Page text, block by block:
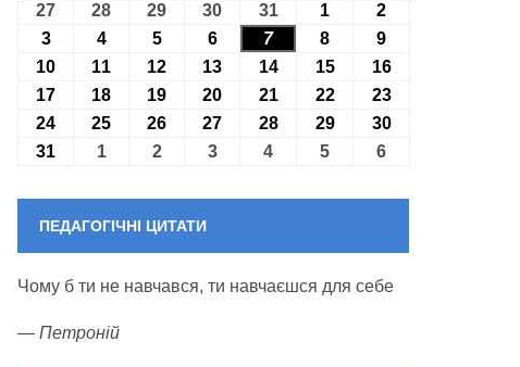
27 27.07.2026
28 28.07.2026
29 29.07.2026
30 30.07.2026
3131.07.2026
1 01.08.2026
2
303.08.2026
404.08.2026
505.08.2026
606.08.2026
707.08.2026
8 08.08.2026
9
10 10.08.2026
11 11.08.2026
12 12.08.2026
13 13.08.2026
1414.08.2026
1515.08.2026
1616.08.2026
17 17.08.2026
18 18.08.2026
19 19.08.2026
20 20.08.2026
2121.08.2026
2222.08.2026
2323.08.2026
24 24.08.2026
25 25.08.2026
26 26.08.2026
27 27.08.2026
2828.08.2026
2929.08.2026
3030.08.2026
31 31.08.2026
101.09.2026
202.09.2026
303.09.2026
4 04.09.2026
5 05.09.2026
6
ПЕДАГОГІЧНІ ЦИТАТИ
Чому б ти не навчався, ти навчаєшся для себе
— Петроній